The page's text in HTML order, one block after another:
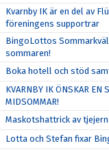
Kvarnby IK är en del av
föreningens supportrar
BingoLottos
sommaren!
Boka hotell och stöd
KVARNBY IK ÖNSKAR EN
MIDSOMMAR!
Maskotshattrick av
Lotta och Stefan fixar